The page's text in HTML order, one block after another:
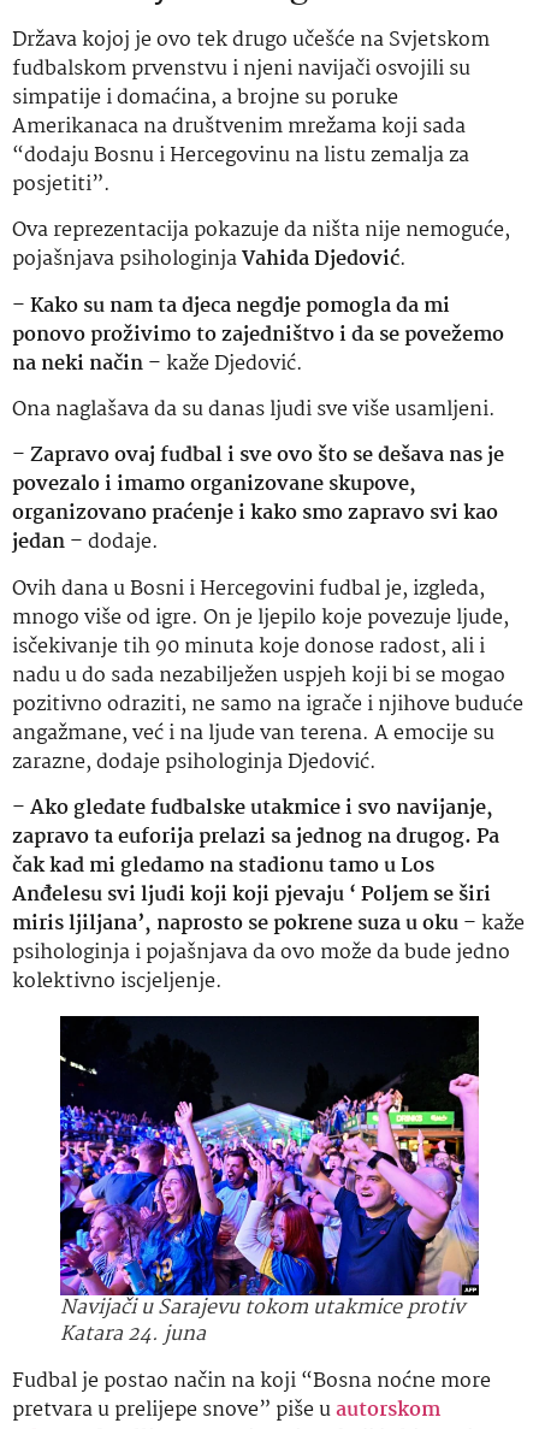
Država kojoj je ovo tek drugo učešće na Svjetskom
fudbalskom prvenstvu i njeni navijači osvojili su
simpatije i domaćina, a brojne su poruke
Amerikanaca na društvenim mrežama koji sada
“dodaju Bosnu i Hercegovinu na listu zemalja za
posjetiti”.
Ova reprezentacija pokazuje da ništa nije nemoguće,
pojašnjava psihologinjaVahida Djedović.
–Kako su nam ta djeca negdje pomogla da mi
ponovo proživimo to zajedništvo i da se povežemo
na neki način– kaže Djedović.
Ona naglašava da su danas ljudi sve više usamljeni.
–Zapravo ovaj fudbal i sve ovo što se dešava nas je
povezalo i imamo organizovane skupove,
organizovano praćenje i kako smo zapravo svi kao
jedan– dodaje.
Ovih dana u Bosni i Hercegovini fudbal je, izgleda,
mnogo više od igre. On je ljepilo koje povezuje ljude,
isčekivanje tih 90 minuta koje donose radost, ali i
nadu u do sada nezabilježen uspjeh koji bi se mogao
pozitivno odraziti, ne samo na igrače i njihove buduće
angažmane, već i na ljude van terena. A emocije su
zarazne, dodaje psihologinja Djedović.
–Ako gledate fudbalske utakmice i svo navijanje,
zapravo ta euforija prelazi sa jednog na drugog. Pa
čak kad mi gledamo na stadionu tamo u Los
Anđelesu svi ljudi koji koji pjevaju ‘ Poljem se širi
miris ljiljana’, naprosto se pokrene suza u oku– kaže
psihologinja i pojašnjava da ovo može da bude jedno
kolektivno iscjeljenje.
Navijači u Sarajevu tokom utakmice protiv
Katara 24. juna
Fudbal je postao način na koji “Bosna noćne more
pretvara u prelijepe snove” piše uautorskom